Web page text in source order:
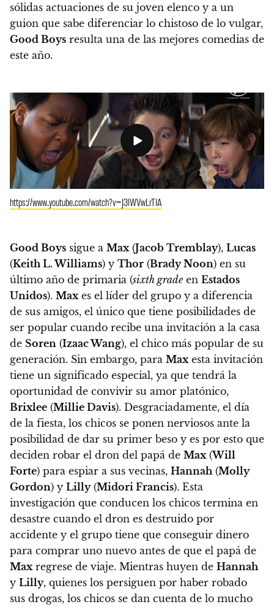
sólidas actuaciones de su joven elenco y a un
guion que sabe diferenciar lo chistoso de lo vulgar,
Good Boys resulta una de las mejores comedias de
este año.
https://www.youtube.com/watch?v=J3lWVwLrTIA
Good Boys sigue a Max (Jacob Tremblay), Lucas
(Keith L. Williams) y Thor (Brady Noon) en su
último año de primaria (sixth grade en Estados
Unidos). Max es el líder del grupo y a diferencia
de sus amigos, el único que tiene posibilidades de
ser popular cuando recibe una invitación a la casa
de Soren (Izaac Wang), el chico más popular de su
generación. Sin embargo, para Max esta invitación
tiene un significado especial, ya que tendrá la
oportunidad de convivir su amor platónico,
Brixlee (Millie Davis). Desgraciadamente, el día
de la fiesta, los chicos se ponen nerviosos ante la
posibilidad de dar su primer beso y es por esto que
deciden robar el dron del papá de Max (Will
Forte) para espiar a sus vecinas, Hannah (Molly
Gordon) y Lilly(Midori Francis). Esta
investigación que conducen los chicos termina en
desastre cuando el dron es destruido por
accidente y el grupo tiene que conseguir dinero
para comprar uno nuevo antes de que el papá de
Max regrese de viaje. Mientras huyen de Hannah
y Lilly, quienes los persiguen por haber robado
sus drogas, los chicos se dan cuenta de lo mucho